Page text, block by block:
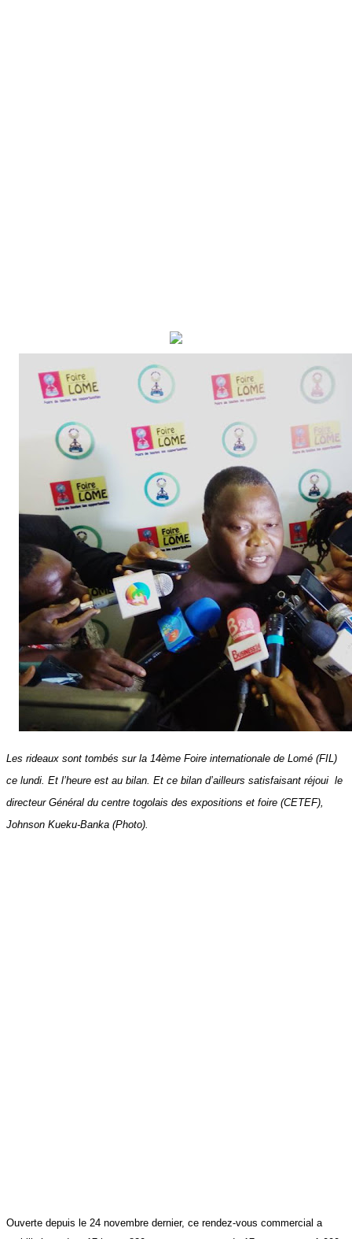
Les rideaux sont tombés sur la 14ème Foire internationale de Lomé (FIL)
ce lundi. Et l’heure est au bilan. Et ce bilan d’ailleurs satisfaisant réjoui le
directeur Général du centre togolais des expositions et foire (CETEF),
Johnson Kueku-Banka (Photo).
Ouverte depuis le 24 novembre dernier, ce rendez-vous commercial a